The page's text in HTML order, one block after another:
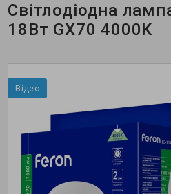
Світлодіодна
18Вт GX70 4000K
Відео